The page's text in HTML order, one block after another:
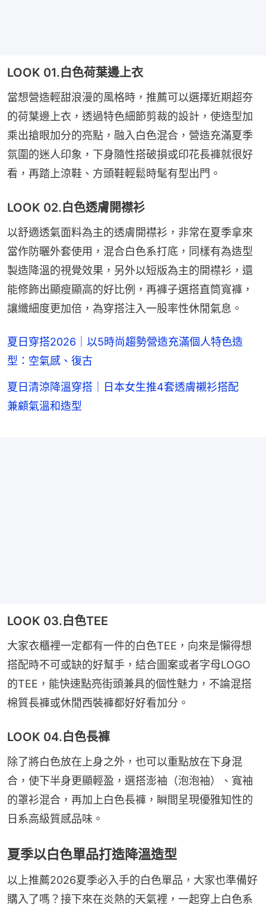
LOOK 01.白色荷葉邊上衣
當想營造輕甜浪漫的風格時，推薦可以選擇近期超夯
的荷葉邊上衣，透過特色細節剪裁的設計，使造型加
乘出搶眼加分的亮點，融入白色混合，營造充滿夏季
氛圍的迷人印象，下身隨性搭破損或印花長褲就很好
看，再踏上涼鞋、方頭鞋輕鬆時髦有型出門。
LOOK 02.白色透膚開襟衫
以舒適透氣面料為主的透膚開襟衫，非常在夏季拿來
當作防曬外套使用，混合白色系打底，同樣有為造型
製造降溫的視覺效果，另外以短版為主的開襟衫，還
能修飾出顯瘦顯高的好比例，再褲子選搭直筒寬褲，
讓纖細度更加倍，為穿搭注入一股率性休閒氣息。
夏日穿搭2026｜以5時尚趨勢營造充滿個人特色造
型：空氣感、復古
夏日清涼降溫穿搭｜日本女生推4套透膚襯衫搭配
兼顧氣溫和造型
LOOK 03.白色TEE
大家衣櫃裡一定都有一件的白色TEE，向來是懶得想
搭配時不可或缺的好幫手，結合圖案或者字母LOGO
的TEE，能快速點亮街頭兼具的個性魅力，不論混搭
棉質長褲或休閒西裝褲都好好看加分。
LOOK 04.白色長褲
除了將白色放在上身之外，也可以重點放在下身混
合，使下半身更顯輕盈，選搭澎袖（泡泡袖）、寬袖
的罩衫混合，再加上白色長褲，瞬間呈現優雅知性的
日系高級質感品味。
夏季以白色單品打造降溫造型
以上推薦2026夏季必入手的白色單品，大家也準備好
購入了嗎？接下來在炎熱的天氣裡，一起穿上白色系